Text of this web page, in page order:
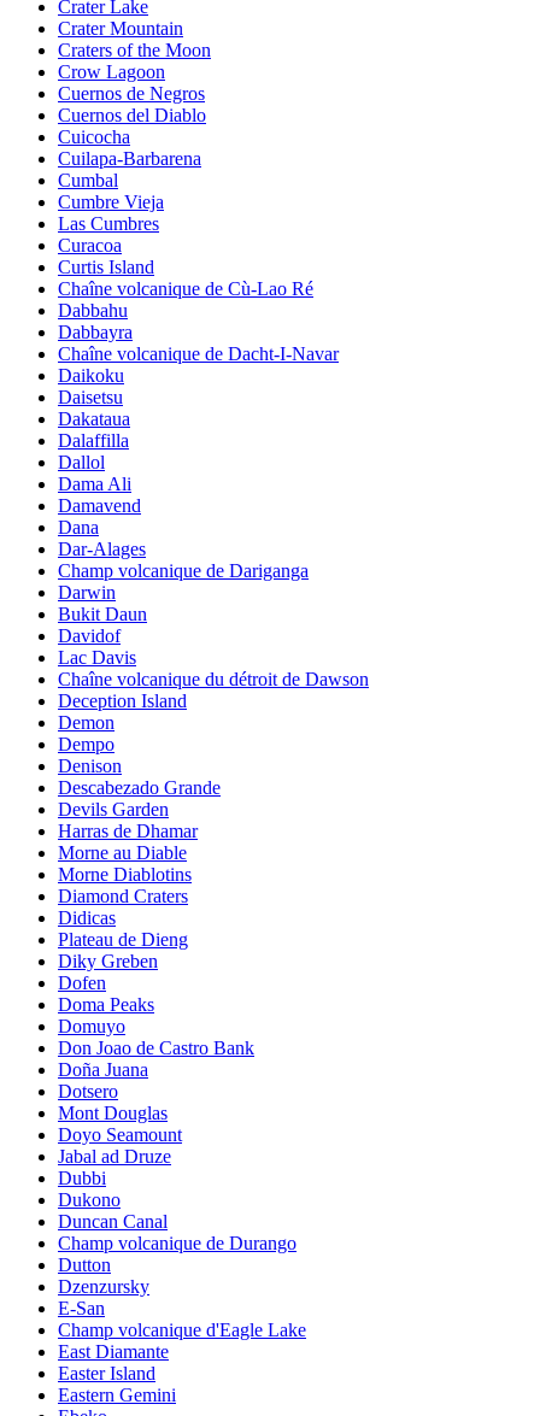
Crater Lake
Crater Mountain
Craters of the Moon
Crow Lagoon
Cuernos de Negros
Cuernos del Diablo
Cuicocha
Cuilapa-Barbarena
Cumbal
Cumbre Vieja
Las Cumbres
Curacoa
Curtis Island
Chaîne volcanique de Cù-Lao Ré
Dabbahu
Dabbayra
Chaîne volcanique de Dacht-I-Navar
Daikoku
Daisetsu
Dakataua
Dalaffilla
Dallol
Dama Ali
Damavend
Dana
Dar-Alages
Champ volcanique de Dariganga
Darwin
Bukit Daun
Davidof
Lac Davis
Chaîne volcanique du détroit de Dawson
Deception Island
Demon
Dempo
Denison
Descabezado Grande
Devils Garden
Harras de Dhamar
Morne au Diable
Morne Diablotins
Diamond Craters
Didicas
Plateau de Dieng
Diky Greben
Dofen
Doma Peaks
Domuyo
Don Joao de Castro Bank
Doña Juana
Dotsero
Mont Douglas
Doyo Seamount
Jabal ad Druze
Dubbi
Dukono
Duncan Canal
Champ volcanique de Durango
Dutton
Dzenzursky
E-San
Champ volcanique d'Eagle Lake
East Diamante
Easter Island
Eastern Gemini